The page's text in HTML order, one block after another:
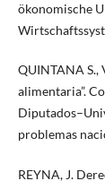
ökonomische
QUINTANA S.,
alimentaria”.
problemas
REYNA, J.